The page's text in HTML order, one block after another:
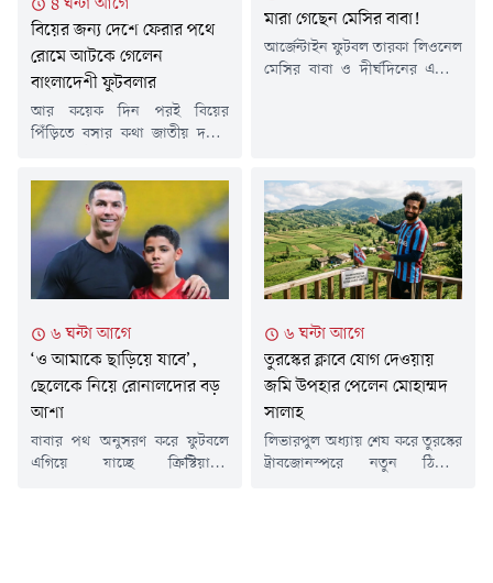
জাওয়াদ আবরার ১৮...
ছিল বেশ তাৎপর্যপূর্ণ। ব্রাজিলের
ক্লাব...
বিয়ের জন্য দেশে ফেরার পথে
রোমে আটকে গেলেন
বাংলাদেশী ফুটবলার
আর কয়েক দিন পরই বিয়ের
পিঁড়িতে বসার কথা জাতীয় দলের
আগস্ট ঢাকায় তাঁর বিয়ের
আয়োজন। এ উপলক্ষে পরিবারেও
চলছে নানা প্রস্তুতি। তবে বিয়ের
আগে দেশে ফেরা নিয়ে
অনিশ্চয়তায় পড়েছেন কাজেম ও
তাঁর পরিবারের সদস্যরা।কানাডা
বিমান বাংলাদেশ এয়ারলাইনসের
একটি ফ্লাইটে আটকা...
মারা গেছেন মেসির বাবা!
আর্জেন্টাইন ফুটবল তারকা লিওনেল
মেসির বাবা ও দীর্ঘদিনের এজেন্ট
বছর বয়সে মারা যান তিনি।
দীর্ঘদিন ধরে অসুস্থ ছিলেন হোর্হে
মেসি।মেসির ফুটবল ক্যারিয়ারের
শুরু থেকে গুরুত্বপূর্ণ ভূমিকা পালন
করেছেন তার বাবা। ছোটবেলা
থেকেই...
৬ ঘন্টা আগে
‘ও আমাকে ছাড়িয়ে যাবে’,
ছেলেকে নিয়ে রোনালদোর বড়
আশা
বাবার পথ অনুসরণ করে ফুটবলে
এগিয়ে যাচ্ছে ক্রিস্টিয়ানো
৬ ঘন্টা আগে
তুরস্কের ক্লাবে যোগ দেওয়ায়
জমি উপহার পেলেন মোহাম্মদ
সালাহ
লিভারপুল অধ্যায় শেষ করে তুরস্কের
ট্রাবজোনস্পরে নতুন ঠিকানা